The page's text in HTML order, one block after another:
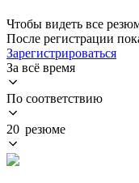
Чтобы видеть все
После регистрации
Зарегистрироваться
За всё время
По соответствию
20 резюме